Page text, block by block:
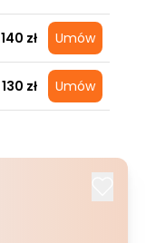
140 zł Umów
130 zł Umów